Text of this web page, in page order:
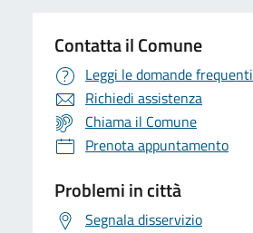
Contatta il Comune
Leggi le domande frequenti
Richiedi assistenza
Chiama il Comune
Prenota appuntamento
Problemi in città
Segnala disservizio